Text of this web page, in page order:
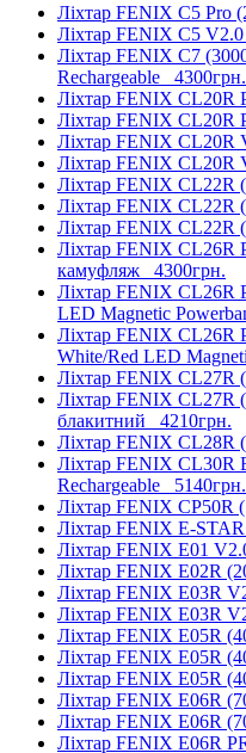
Ліхтар FENIX C5 Pro
Ліхтар FENIX C5
Ліхтар FENIX C7
Rechargeable 4300грн.
Ліхтар FENIX CL20R
Ліхтар FENIX CL20R
Ліхтар FENIX CL20R
Ліхтар FENIX CL20R
Ліхтар FENIX CL22R
Ліхтар FENIX CL22R
Ліхтар FENIX CL22R
Ліхтар FENIX CL26R
камуфляж 4300грн.
Ліхтар FENIX CL26R
LED Magnetic
Ліхтар FENIX CL26R
White/Red LED
Ліхтар FENIX CL27R
Ліхтар FENIX CL27R
блакитний 4210грн.
Ліхтар FENIX CL28R
Ліхтар FENIX CL30R
Rechargeable 5140грн.
Ліхтар FENIX CP50R
Ліхтар FENIX E-
Ліхтар FENIX E01
Ліхтар FENIX E02R
Ліхтар FENIX E03R
Ліхтар FENIX E03R
Ліхтар FENIX E05R
Ліхтар FENIX E05R
Ліхтар FENIX E05R
Ліхтар FENIX E06R
Ліхтар FENIX E06R
Ліхтар FENIX E06R